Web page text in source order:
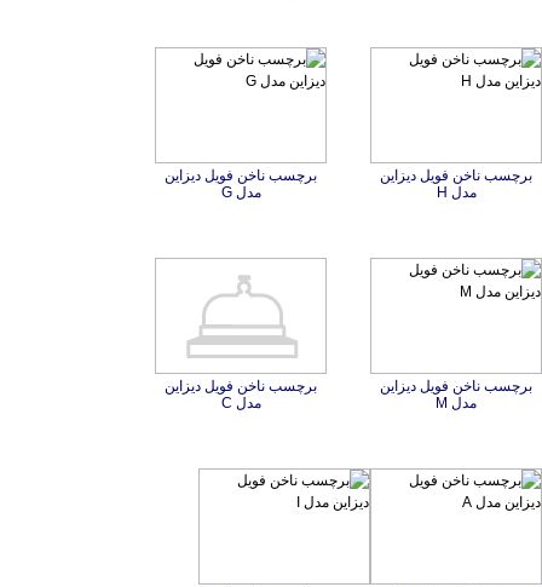
برچسب ناخن فویل دیزاین
مدل H
برچسب ناخن فویل دیزاین
مدل G
برچسب ناخن فویل دیزاین
مدل M
برچسب ناخن فویل دیزاین
مدل C